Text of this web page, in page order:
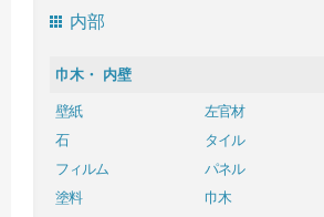
内部
巾木・ 内壁
壁紙
左官材
石
タイル
フィルム
パネル
塗料
巾木